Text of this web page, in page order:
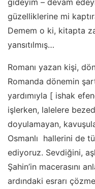
gideyim – devam
güzelliklerine mi
Demem o ki, kitapta
yansıtılmış…
Romanı yazan kişi,
Romanda dönemin
yardımıyla [ ishak
işlerken, lalelere
doyulamayan,
Osmanlı hallerini de
ediyoruz. Sevdiğini,
Şahin’in macerasını
ardındaki esrarı